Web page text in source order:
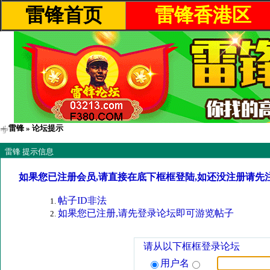
雷锋首页 雷锋香港区
雷锋 » 论坛提示
雷锋 提示信息
如果您已注册会员,请直接在底下框框登陆,如还没注册请先
帖子ID非法
如果您已注册,请先登录论坛即可游览帖子
请从以下框框登录论坛
用户名